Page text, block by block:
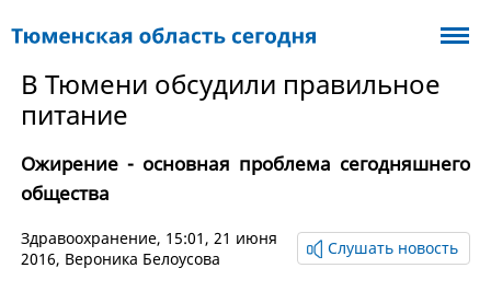
В Тюмени обсудили правильное
питание
Ожирение - основная проблема сегодняшнего
общества
Здравоохранение, 15:01, 21 июня
2016, Вероника Белоусова
Слушать новость